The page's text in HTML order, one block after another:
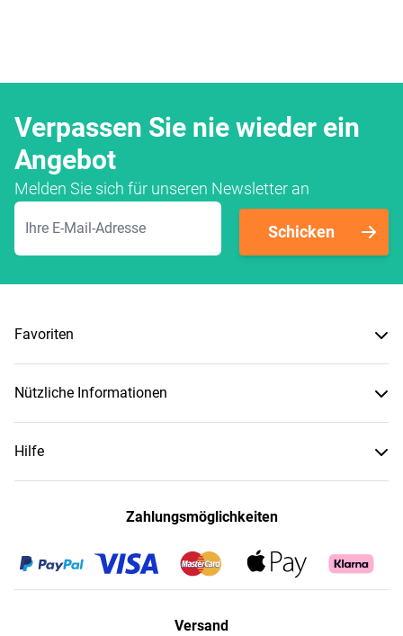
Verpassen Sie nie wieder ein
Angebot
Melden Sie sich für unseren Newsletter an
E-Mailadresse
Schicken
Favoriten
Nützliche Informationen
Hilfe
Zahlungsmöglichkeiten
Versand